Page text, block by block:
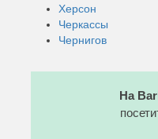
Херсон
Черкассы
Чернигов
На